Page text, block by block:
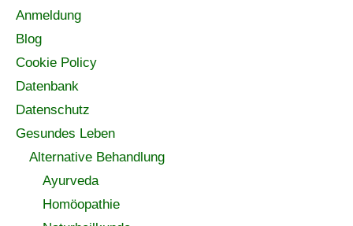
Anmeldung
Blog
Cookie Policy
Datenbank
Datenschutz
Gesundes Leben
Alternative Behandlung
Ayurveda
Homöopathie